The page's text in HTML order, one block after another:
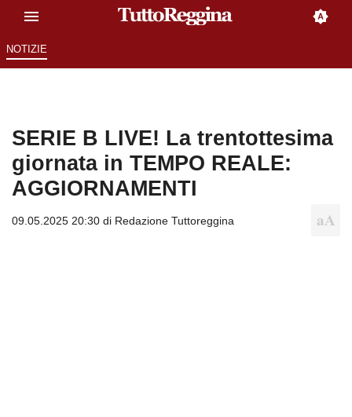
NOTIZIE
SERIE B LIVE! La trentottesima
giornata in TEMPO REALE:
AGGIORNAMENTI
09.05.2025 20:30 di Redazione Tuttoreggina